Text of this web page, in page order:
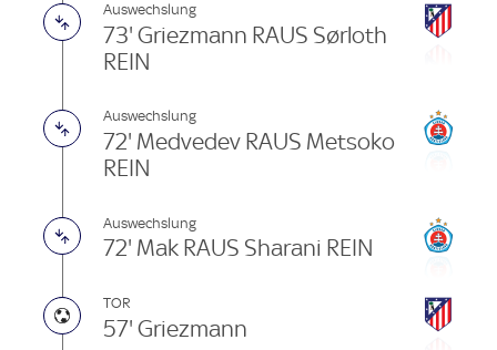
Auswechslung
73' Griezmann RAUS Sørloth
REIN
Auswechslung
72' Medvedev RAUS Metsoko
REIN
Auswechslung
72' Mak RAUS Sharani REIN
TOR
57' Griezmann